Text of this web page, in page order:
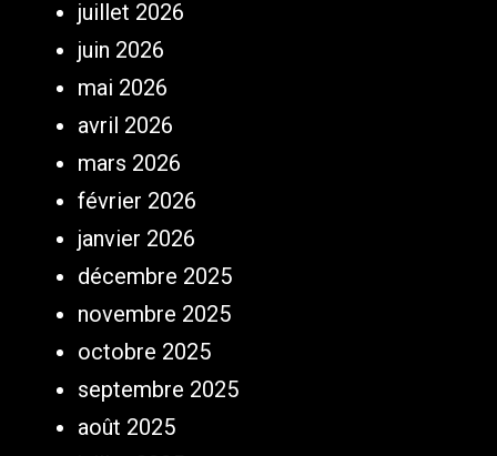
juillet 2026
juin 2026
mai 2026
avril 2026
mars 2026
février 2026
janvier 2026
décembre 2025
novembre 2025
octobre 2025
septembre 2025
août 2025